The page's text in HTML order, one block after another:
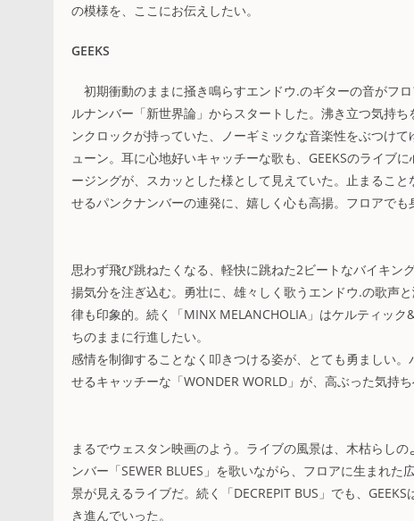
の模様を、ここにお伝えしたい。
GEEKS
初期衝動のままに掻き鳴らすエンドウ.のギターの音がフ
ルナンバー「新世界論」からスタートした。沸き立つ気持
ンクロックが持っていた、ノーギミックな音楽性をぶつけ
ューン。耳に心地好いキャッチーな歌も、GEEKSのライブ
ージングが、スカッとした様として見えていた。止まるこ
せるパンクナンバーの連発に、嬉しく心も高揚。フロアで
思わず飛び跳ねたくなる、軽快に跳ねた2ビートなバイキン
揚気分を注ぎ込む。勇壮に、雄々しく歌うエンドウ.の歌声
律も印象的。続く「MINX MELANCHOLIA」はケルティッ
ちのままに行進したい。
感情を制御することなく叩きつける姿が、とても勇ましい
せるキャッチーな「WONDER WORLD」が、高ぶった気持
まるでウェスタン映画のよう。ライブの風景は、木枯らし
ンバー「SEWER BLUES」を歌いながら、フロアに生まれ
景が見えるライブだ。続く「DECREPIT BUS」でも、
き進んでいった。